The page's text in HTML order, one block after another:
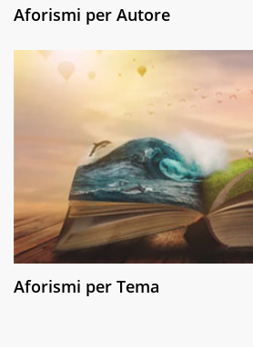
Aforismi per Autore
Aforismi per Tema